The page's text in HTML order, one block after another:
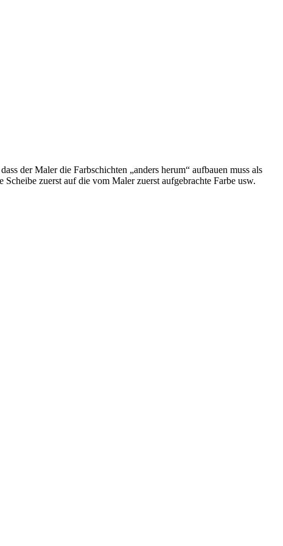
der Maler die Farbschichten „anders herum“ aufbauen muss als
zuerst auf die vom Maler zuerst aufgebrachte Farbe usw.